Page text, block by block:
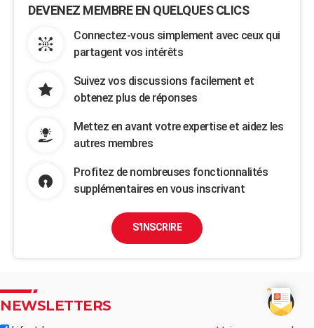
DEVENEZ MEMBRE EN QUELQUES CLICS
Connectez-vous simplement avec ceux qui
partagent vos intérêts
Suivez vos discussions facilement et
obtenez plus de réponses
Mettez en avant votre expertise et aidez les
autres membres
Profitez de nombreuses fonctionnalités
supplémentaires en vous inscrivant
S'INSCRIRE
NEWSLETTERS